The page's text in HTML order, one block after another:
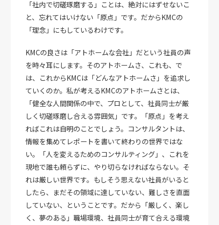
「社内で切磋琢磨する」ことは、絶対にはずせないこ
と、忘れてはいけない「原点」です。だからKMCの
「理念」にもしているわけです。
KMCの良さは「アトホームな会社」だという社員の声
を時々耳にします。そのアトホームさ、これも、で
は、これからKMCは「どんなアトホームさ」を追求し
ていくのか。私が考えるKMCのアトホームさとは、
「健全な人間関係の中で、プロとして、社員同士が厳
しく切磋琢磨し合える雰囲気」です。「原点」を考え
ればこれは自明のことでしょう。コンサルタントは、
情報を集めてレポートを書いて終わりの世界ではな
い。「人を変えるためのコンサルティング」、これを
現地で誰も頼らずに、やり切らなければならない。そ
れは厳しい世界です。もしそう思えない社員がいると
したら、まだその領域に達していない、難しさを直面
していない、ということです。だから「厳しく、楽し
く、夢のある」職場環境、社員同士が育て合える環境